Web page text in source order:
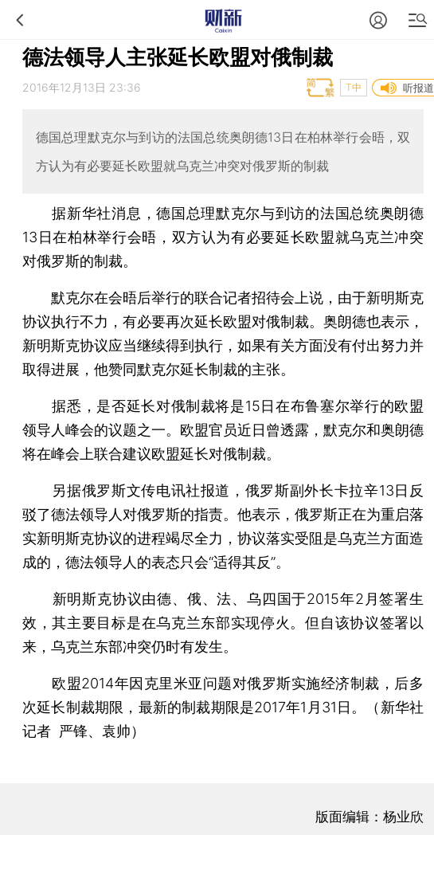
德法领导人主张延长欧盟对俄制裁
2016年12月13日 23:36 听报道
T中
德国总理默克尔与到访的法国总统奥朗德13日在柏林举行会晤，双
方认为有必要延长欧盟就乌克兰冲突对俄罗斯的制裁
据新华社消息，德国总理默克尔与到访的法国总统奥朗德
13日在柏林举行会晤，双方认为有必要延长欧盟就乌克兰冲突
对俄罗斯的制裁。
默克尔在会晤后举行的联合记者招待会上说，由于新明斯克
协议执行不力，有必要再次延长欧盟对俄制裁。奥朗德也表示，
新明斯克协议应当继续得到执行，如果有关方面没有付出努力并
取得进展，他赞同默克尔延长制裁的主张。
据悉，是否延长对俄制裁将是15日在布鲁塞尔举行的欧盟
领导人峰会的议题之一。欧盟官员近日曾透露，默克尔和奥朗德
将在峰会上联合建议欧盟延长对俄制裁。
另据俄罗斯文传电讯社报道，俄罗斯副外长卡拉辛13日反
驳了德法领导人对俄罗斯的指责。他表示，俄罗斯正在为重启落
实新明斯克协议的进程竭尽全力，协议落实受阻是乌克兰方面造
成的，德法领导人的表态只会“适得其反”。
新明斯克协议由德、俄、法、乌四国于2015年2月签署生
效，其主要目标是在乌克兰东部实现停火。但自该协议签署以
来，乌克兰东部冲突仍时有发生。
欧盟2014年因克里米亚问题对俄罗斯实施经济制裁，后多
次延长制裁期限，最新的制裁期限是2017年1月31日。（新华社
记者 严锋、袁帅）
版面编辑：杨业欣